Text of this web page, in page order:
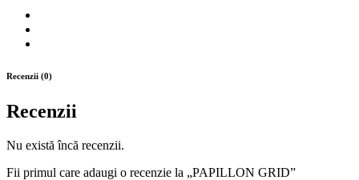
Recenzii (0)
Recenzii
Nu există încă recenzii.
Fii primul care adaugi o recenzie la „PAPILLON GRID”